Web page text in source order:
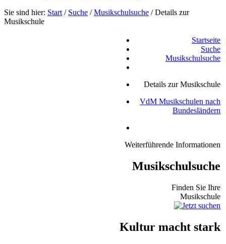
Sie sind hier: Start / Suche /Musikschulsuche /Details zur
Musikschule
Startseite
Suche
Musikschulsuche
Details zur Musikschule
VdM Musikschulen nach
Bundesländern
Weiterführende Informationen
Musikschulsuche
Finden Sie Ihre
Musikschule
Kultur macht stark